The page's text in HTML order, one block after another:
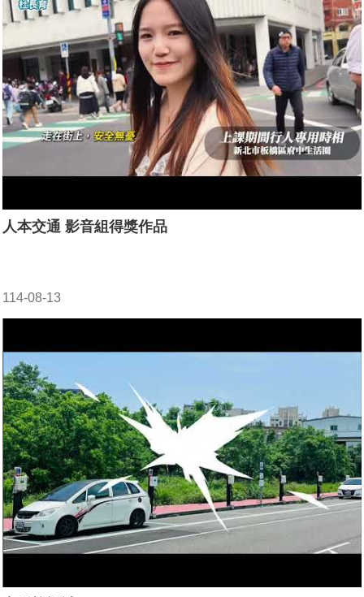
人本交通 影音組得獎作品
114-08-13